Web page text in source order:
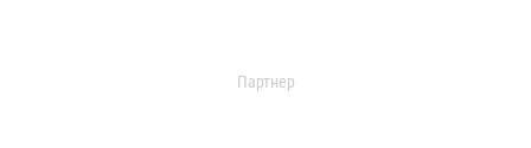
Партнер